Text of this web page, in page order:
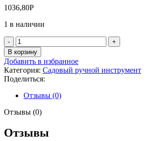
1036,80Р
1 в наличии
Количество
товара
68131
Движок
для
снега
стальной
750*600
В корзину
Добавить в избранное
Категория: Садовый ручной инструмент
Поделиться:
Отзывы (0)
Отзывы (0)
Отзывы